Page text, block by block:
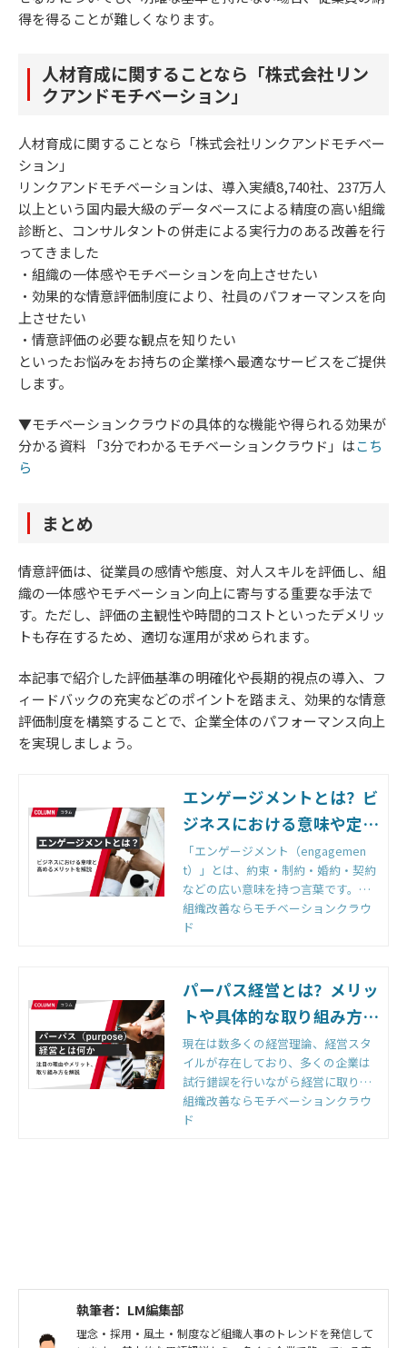
得を得ることが難しくなります。
人材育成に関することなら「株式会社リン
クアンドモチベーション」
人材育成に関することなら「株式会社リンクアンドモチベー
ション」
リンクアンドモチベーションは、導入実績8,740社、237万人
以上という国内最大級のデータベースによる精度の高い組織
診断と、コンサルタントの併走による実行力のある改善を行
ってきました
・組織の一体感やモチベーションを向上させたい
・効果的な情意評価制度により、社員のパフォーマンスを向
上させたい
・情意評価の必要な観点を知りたい
といったお悩みをお持ちの企業様へ最適なサービスをご提供
します。
▼モチベーションクラウドの具体的な機能や得られる効果が
分かる資料 「3分でわかるモチベーションクラウド」はこち
ら
まとめ
情意評価は、従業員の感情や態度、対人スキルを評価し、組
織の一体感やモチベーション向上に寄与する重要な手法で
す。ただし、評価の主観性や時間的コストといったデメリッ
トも存在するため、適切な運用が求められます。
本記事で紹介した評価基準の明確化や長期的視点の導入、フ
ィードバックの充実などのポイントを踏まえ、効果的な情意
評価制度を構築することで、企業全体のパフォーマンス向上
を実現しましょう。
エンゲージメントとは？ビ
ジネスにおける意味や定義
を解説
「エンゲージメント（engagemen
t）」とは、約束・制約・婚約・契約
などの広い意味を持つ言葉です。今
回は、人事領域においてどのような
意味を持つのかなど、エンゲージメ
どをご紹介します。
組織改善ならモチベーションクラウ
ド
パーパス経営とは？メリッ
トや具体的な取り組み方企
業事例を解説
現在は数多くの経営理論、経営スタ
イルが存在しており、多くの企業は
試行錯誤を行いながら経営に取り組
んでいます。その中で、昨今注目さ
れている考え方が「パーパス経営」
組織改善ならモチベーションクラウ
ド
執筆者：LM編集部
理念・採用・風土・制度など組織人事のトレンドを発信して